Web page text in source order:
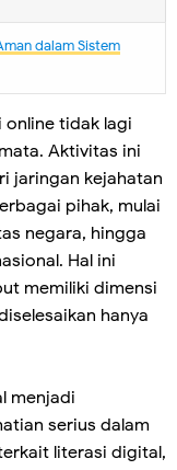
dalam Sistem
online tidak lagi
Aktivitas ini
jaringan kejahatan
pihak, mulai
negara, hingga
Hal ini
memiliki dimensi
hanya
menjadi
serius dalam
literasi digital,